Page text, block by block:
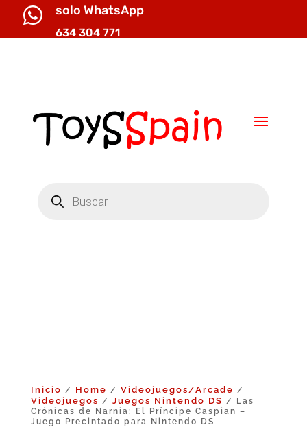
 solo WhatsApp
634 304 771
productos
Inicio / Home / Videojuegos/Arcade /
Videojuegos / Juegos Nintendo DS / Las
Crónicas de Narnia: El Príncipe Caspian –
Juego Precintado para Nintendo DS